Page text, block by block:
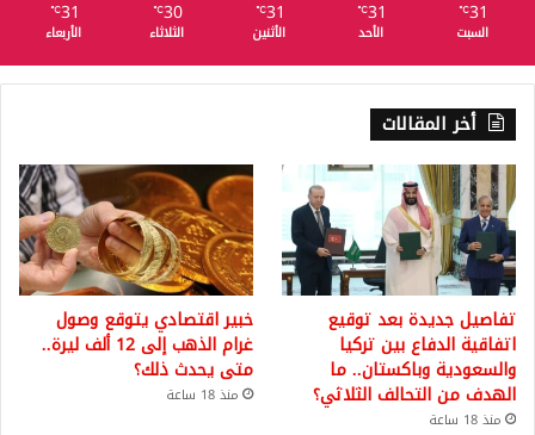
31
℃
السبت
31
℃
الأحد
31
℃
الأثنين
30
℃
الثلاثاء
31
℃
الأربعاء
أخر المقالات
تفاصيل جديدة بعد توقيع
اتفاقية الدفاع بين تركيا
والسعودية وباكستان.. ما
الهدف من التحالف الثلاثي؟
منذ 18 ساعة
خبير اقتصادي يتوقع وصول
غرام الذهب إلى 12 ألف ليرة..
متى يحدث ذلك؟
منذ 18 ساعة